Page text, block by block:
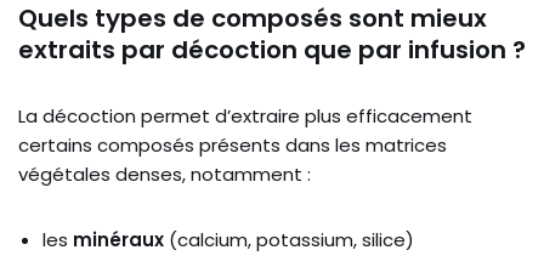
Quels types de composés sont mieux
extraits par décoction que par infusion ?
La décoction permet d’extraire plus efficacement
certains composés présents dans les matrices
végétales denses, notamment :
les minéraux (calcium, potassium, silice)